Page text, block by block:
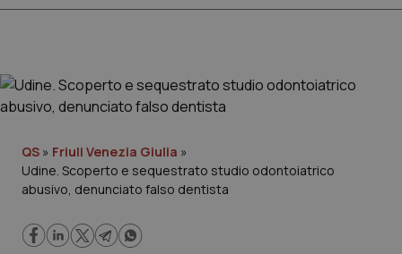
Governo e Parlamento
Regioni e Asl
QS » Friuli Venezia Giulia »
Udine. Scoperto e sequestrato studio odontoiatrico
abusivo, denunciato falso dentista